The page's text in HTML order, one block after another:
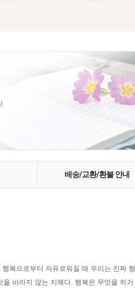
.
배송/교환/환불 안내
복으로부터 자유로워질 때 우리는 진짜 행
바라지 않는 지혜다. 행복은 무엇을 하거